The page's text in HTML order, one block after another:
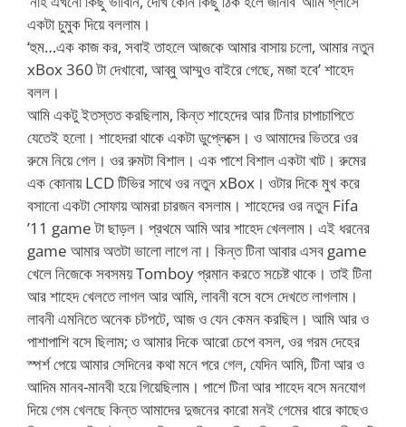
একটা চুমুক দিয়ে বললাম।
‘হুম…এক কাজ কর, সবাই তাহলে আজকে আমার বাসায় চলো, আমার নতুন
xBox 360 টা দেখাবো, আব্বু আম্মুও বাইরে গেছে, মজা হবে’ শাহেদ
বলল।
আমি একটু ইতস্তত করছিলাম, কিন্ত শাহেদের আর টিনার চাপাচাপিতে
যেতেই হলো। শাহেদরা থাকে একটা ডুপ্লেক্সে। ও আমাদের ভিতরে ওর
রুমে নিয়ে গেল। ওর রুমটা বিশাল। এক পাশে বিশাল একটা খাট। রুমের
এক কোনায় LCD টিভির সাথে ওর নতুন xBox। ওটার দিকে মুখ করে
বসানো একটা সোফায় আমরা চারজন বসলাম। শাহেদের ওর নতুন Fifa
’11 game টা ছাড়ল। প্রথমে আমি আর শাহেদ খেললাম। এই ধরনের
game আমার অতটা ভালো লাগে না। কিন্ত টিনা আবার এসব game
খেলে নিজেকে সবসময় Tomboy প্রমান করতে সচেষ্ট থাকে। তাই টিনা
আর শাহেদ খেলতে লাগল আর আমি, লাবনী বসে বসে দেখতে লাগলাম।
লাবনী এমনিতে অনেক চটপটে, আজ ও যেন কেমন করছিল। আমি আর ও
পাশাপাশি বসে ছিলাম; ও আমার দিকে আরো চেপে বসল, ওর গরম দেহের
স্পর্শ পেয়ে আমার সেদিনের কথা মনে পরে গেল, যেদিন আমি, টিনা আর ও
আদিম মানব-মানবী হয়ে গিয়েছিলাম। পাশে টিনা আর শাহেদ বসে মনযোগ
দিয়ে গেম খেলছে কিন্ত আমাদের দুজনের কারো মনই গেমের ধারে কাছেও